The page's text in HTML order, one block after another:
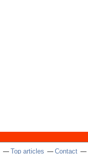
Top articles Contact